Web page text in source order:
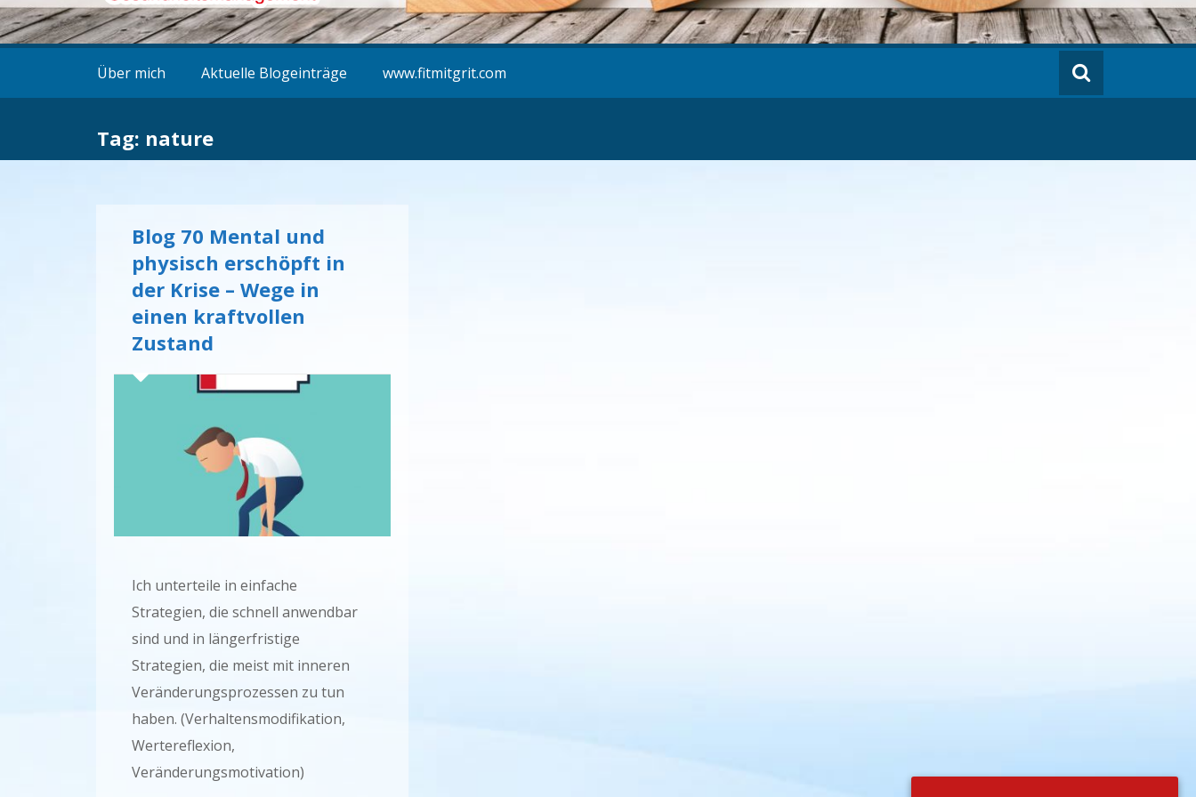
Über mich Aktuelle Blogeinträge www.fitmitgrit.com
Tag: nature
Blog 70 Mental und
physisch erschöpft in
der Krise – Wege in
einen kraftvollen
Zustand
Ich unterteile in einfache
Strategien, die schnell anwendbar
sind und in längerfristige
Strategien, die meist mit inneren
Veränderungsprozessen zu tun
haben. (Verhaltensmodifikation,
Wertereflexion,
Veränderungsmotivation)